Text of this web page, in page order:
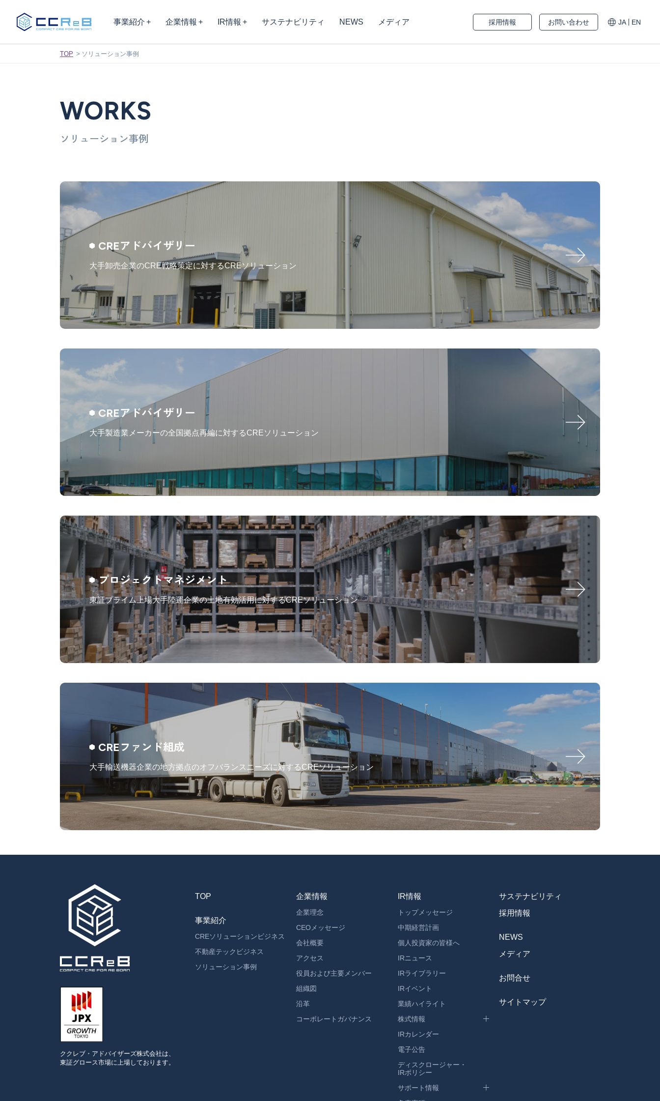
事業紹介 企業情報 IR情報 サステナビリティ NEWS メディア 採用情報 お問い合わせ JA EN
TOP ソリューション事例
WORKS
ソリューション事例
CREアドバイザリー
大手卸売企業のCRE戦略策定に対するCREソリューション
CREアドバイザリー
大手製造業メーカーの全国拠点再編に対するCREソリューション
プロジェクトマネジメント
東証プライム上場大手陸運企業の土地有効活用に対するCREソリューション
CREファンド組成
大手輸送機器企業の地方拠点のオフバランスニーズに対するCREソリューション
ククレブ・アドバイザーズ株式会社は、
東証グロース市場に上場しております。
TOP
事業紹介
CREソリューションビジネス
不動産テックビジネス
ソリューション事例
企業情報
企業理念
CEOメッセージ
会社概要
アクセス
役員および主要メンバー
組織図
沿革
コーポレートガバナンス
IR情報
トップメッセージ
中期経営計画
個人投資家の皆様へ
IRニュース
IRライブラリー
IRイベント
業績ハイライト
株式情報
IRカレンダー
電子公告
ディスクロージャー・
IRポリシー
サポート情報
サステナビリティ
採用情報
NEWS
メディア
お問合せ
サイトマップ